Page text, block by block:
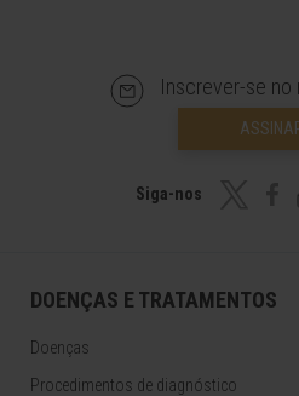
Inscrever-se no
Siga-nos
DOENÇAS E TRATAMENTOS
Doenças
Procedimentos de diagnóstico